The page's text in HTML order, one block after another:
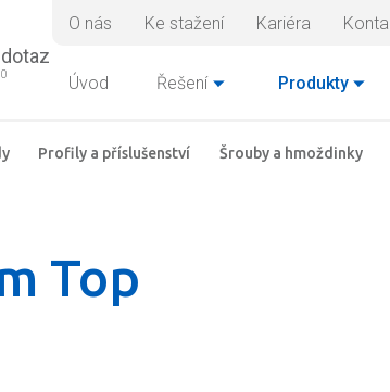
O nás Ke stažení Kariéra
Úvod Řešení Produkty
Profily a příslušenství Šrouby a hmoždinky
Top